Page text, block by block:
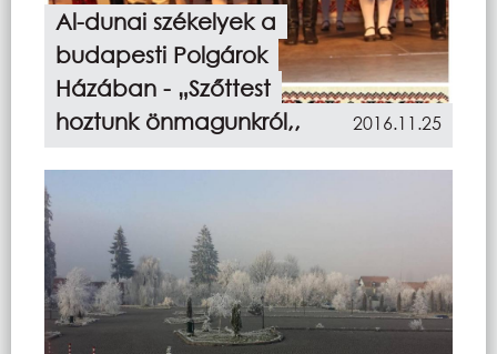
Al-dunai székelyek a
budapesti Polgárok
Házában - „Szőttest
hoztunk önmagunkról,,
2016.11.25